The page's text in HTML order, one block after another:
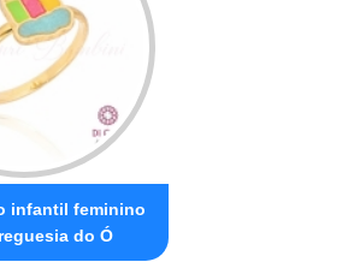
infantil feminino
do Ó